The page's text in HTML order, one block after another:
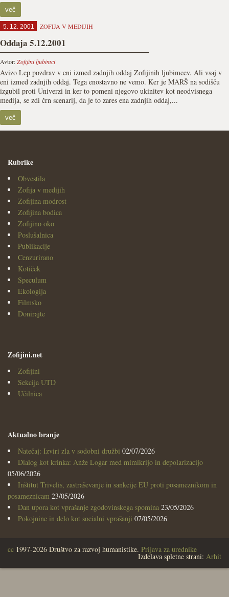
več
5. 12. 2001 ZOFIJA V MEDIJIH
Oddaja 5.12.2001
Avtor:Zofijini ljubimci
Avizo Lep pozdrav v eni izmed zadnjih oddaj Zofijinih ljubimcev. Ali vsaj v
eni izmed zadnjih oddaj. Tega enostavno ne vemo. Ker je MARŠ na sodišču
izgubil proti Univerzi in ker to pomeni njegovo ukinitev kot neodvisnega
medija, se zdi črn scenarij, da je to zares ena zadnjih oddaj,...
več
Rubrike
Obvestila
Zofija v medijih
Zofijina modrost
Zofijina bodica
Zofijino oko
Poslušalnica
Publikacije
Cenzurirano
Kotiček
Speculum
Ekologija
Filmsko
Donirajte
Zofijini.net
Zofijini
Sekcija UTD
Učilnica
Aktualno branje
Natečaj: Izviri zla v sodobni družbi 02/07/2026
Dialog kot krinka: Anže Logar med mimikrijo in depolarizacijo
05/06/2026
Inštitut Trivelis, zastraševanje in sankcije EU proti posameznikom in
posameznicam 23/05/2026
Dan upora kot vprašanje zgodovinskega spomina 23/05/2026
Pokojnine in delo kot socialni vprašanji 07/05/2026
cc 1997-2026 Društvo za razvoj humanistike. Prijava za urednike
Izdelava spletne strani: Arhit